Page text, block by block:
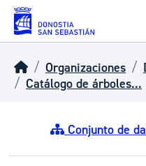
Skip to main content
Organizaciones
Catálogo de árboles...
Conjunto de